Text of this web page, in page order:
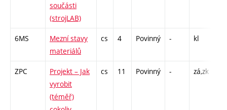
součásti
(strojLAB)
6MS
Mezní stavy
materiálů
cs 4 Povinný - kl
ZPC
Projekt – Jak
vyrobit
(téměř)
cs 11 Povinný - zá,zk